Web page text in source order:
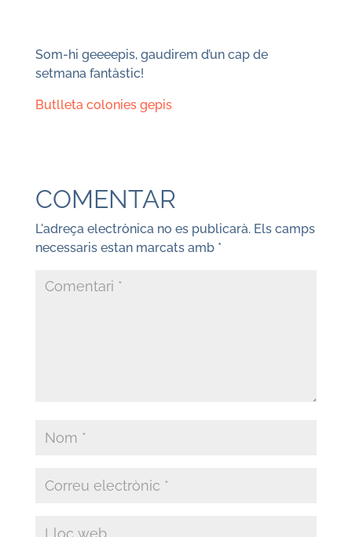
Som-hi geeeepis, gaudirem d’un cap de
setmana fantàstic!
Butlleta colonies gepis
COMENTAR
L'adreça electrònica no es publicarà. Els camps
necessaris estan marcats amb *